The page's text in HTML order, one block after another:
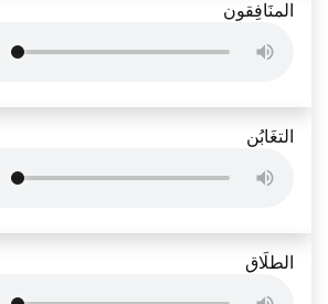
المنَافِقون
التغَابُن
الطلَاق